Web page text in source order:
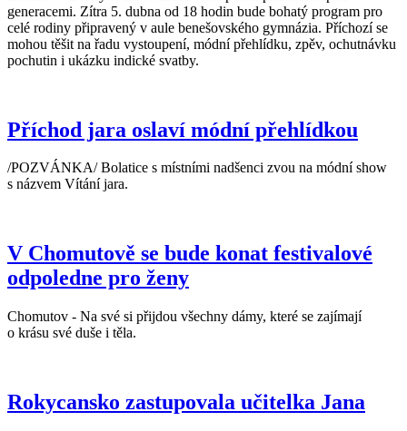
generacemi. Zítra 5. dubna od 18 hodin bude bohatý program pro
celé rodiny připravený v aule benešovského gymnázia. Příchozí se
mohou těšit na řadu vystoupení, módní přehlídku, zpěv, ochutnávku
pochutin i ukázku indické svatby.
Příchod jara oslaví módní přehlídkou
/POZVÁNKA/ Bolatice s místními nadšenci zvou na módní show
s názvem Vítání jara.
V Chomutově se bude konat festivalové
odpoledne pro ženy
Chomutov - Na své si přijdou všechny dámy, které se zajímají
o krásu své duše i těla.
Rokycansko zastupovala učitelka Jana